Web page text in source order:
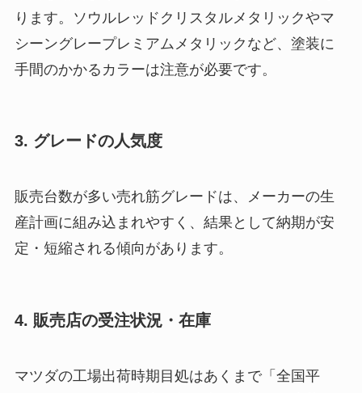
ります。ソウルレッドクリスタルメタリックやマ
シーングレープレミアムメタリックなど、塗装に
手間のかかるカラーは注意が必要です。
3. グレードの人気度
販売台数が多い売れ筋グレードは、メーカーの生
産計画に組み込まれやすく、結果として納期が安
定・短縮される傾向があります。
4. 販売店の受注状況・在庫
マツダの工場出荷時期目処はあくまで「全国平